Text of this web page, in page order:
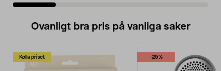
Ovanligt bra pris på vanliga saker
Kolla priset -25%